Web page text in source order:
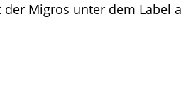
Migros unter dem Label